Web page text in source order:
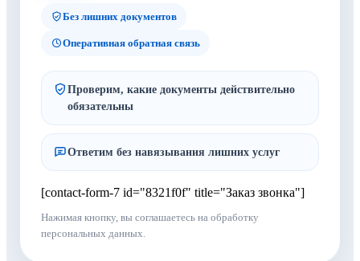
Без лишних документов
Оперативная обратная связь
Проверим, какие документы действительно
обязательны
Ответим без навязывания лишних услуг
[contact-form-7 id="8321f0f" title="Заказ звонка"]
Нажимая кнопку, вы соглашаетесь на обработку
персональных данных.